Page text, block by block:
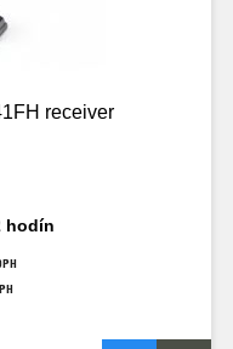
receiver
hodín